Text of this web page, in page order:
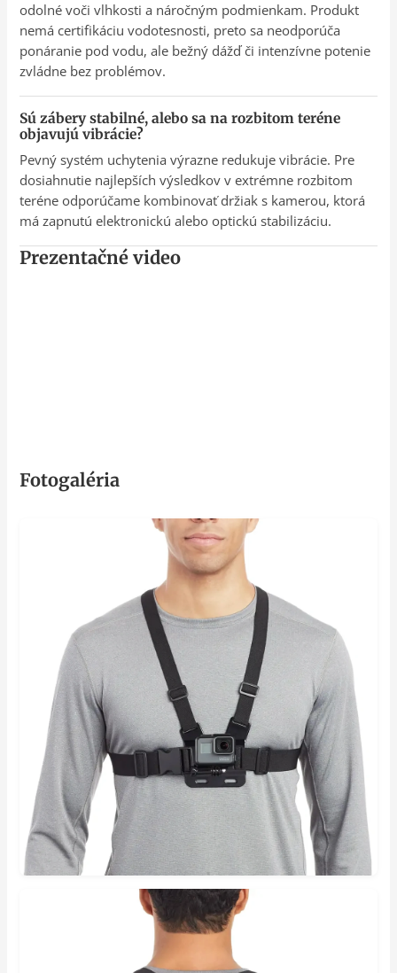
odolné voči vlhkosti a náročným podmienkam. Produkt
nemá certifikáciu vodotesnosti, preto sa neodporúča
ponáranie pod vodu, ale bežný dážď či intenzívne potenie
zvládne bez problémov.
Sú zábery stabilné, alebo sa na rozbitom teréne
objavujú vibrácie?
Pevný systém uchytenia výrazne redukuje vibrácie. Pre
dosiahnutie najlepších výsledkov v extrémne rozbitom
teréne odporúčame kombinovať držiak s kamerou, ktorá
má zapnutú elektronickú alebo optickú stabilizáciu.
Prezentačné video
Fotogaléria